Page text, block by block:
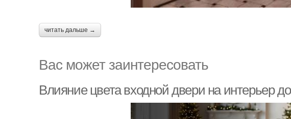
читать дальше →
Вас может заинтересовать
Влияние цвета входной двери на интерьер